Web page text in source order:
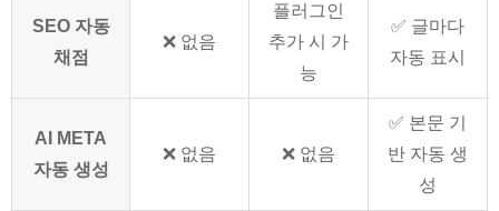
SEO 자동
채점
❌ 없음
플러그인
추가 시 가
능
✅ 글마다
자동 표시
AI META
자동 생성
❌ 없음 ❌ 없음
✅ 본문 기
반 자동 생
성